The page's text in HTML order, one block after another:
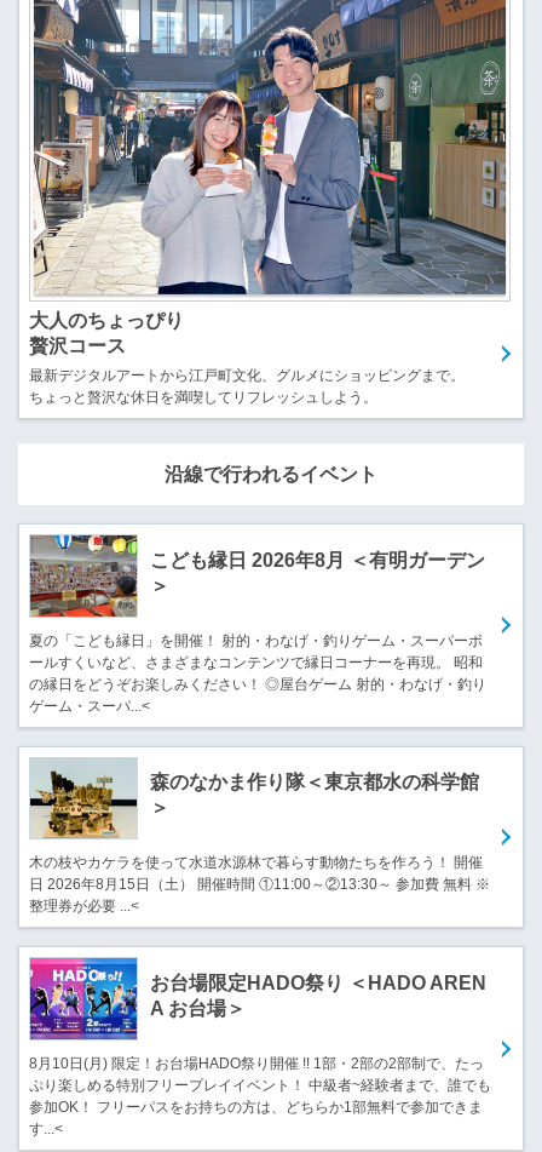
大人のちょっぴり
贅沢コース
最新デジタルアートから江戸町文化、グルメにショッピングまで。
ちょっと贅沢な休日を満喫してリフレッシュしよう。
沿線で行われるイベント
こども縁日 2026年8月 ＜有明ガーデン
＞
夏の「こども縁日」を開催！ 射的・わなげ・釣りゲーム・スーパーボ
ールすくいなど、さまざまなコンテンツで縁日コーナーを再現。 昭和
の縁日をどうぞお楽しみください！ ◎屋台ゲーム 射的・わなげ・釣り
ゲーム・スーパ...<
森のなかま作り隊＜東京都水の科学館
＞
木の枝やカケラを使って水道水源林で暮らす動物たちを作ろう！ 開催
日 2026年8月15日（土） 開催時間 ①11:00～②13:30～ 参加費 無料 ※
整理券が必要 ...<
お台場限定HADO祭り ＜HADO AREN
A お台場＞
8月10日(月) 限定！お台場HADO祭り開催 !! 1部・2部の2部制で、たっ
ぷり楽しめる特別フリープレイイベント！ 中級者~経験者まで、誰でも
参加OK！ フリーパスをお持ちの方は、どちらか1部無料で参加できま
す...<